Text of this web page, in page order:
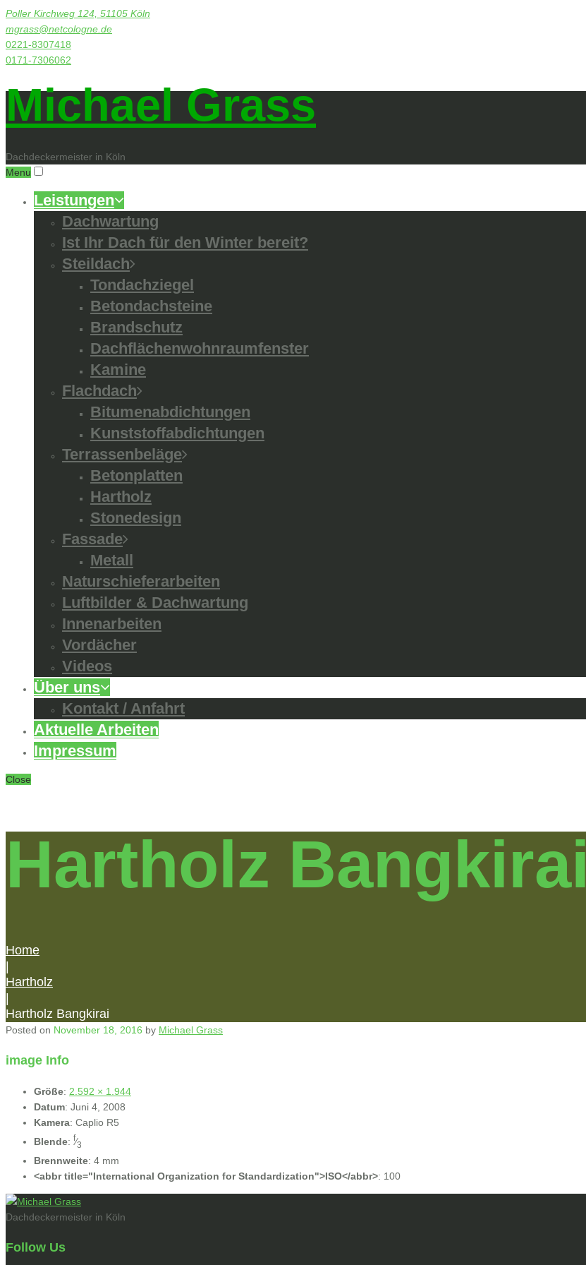
Poller Kirchweg 124, 51105 Köln
mgrass@netcologne.de
0221-8307418
0171-7306062
Michael Grass
Dachdeckermeister in Köln
Menu
Leistungen
Dachwartung
Ist Ihr Dach für den Winter bereit?
Steildach
Tondachziegel
Betondachsteine
Brandschutz
Dachflächenwohnraumfenster
Kamine
Flachdach
Bitumenabdichtungen
Kunststoffabdichtungen
Terrassenbeläge
Betonplatten
Hartholz
Stonedesign
Fassade
Metall
Naturschieferarbeiten
Luftbilder & Dachwartung
Innenarbeiten
Vordächer
Videos
Über uns
Kontakt / Anfahrt
Aktuelle Arbeiten
Impressum
Close
Hartholz Bangkirai
Home
Hartholz
Hartholz Bangkirai
Posted on November 18, 2016 by Michael Grass
image Info
Größe: 2.592 × 1.944
Datum: Juni 4, 2008
Kamera: Caplio R5
Blende: f⁄3
Brennweite: 4 mm
<abbr title="International Organization for Standardization">ISO</abbr>: 100
Dachdeckermeister in Köln
Follow Us